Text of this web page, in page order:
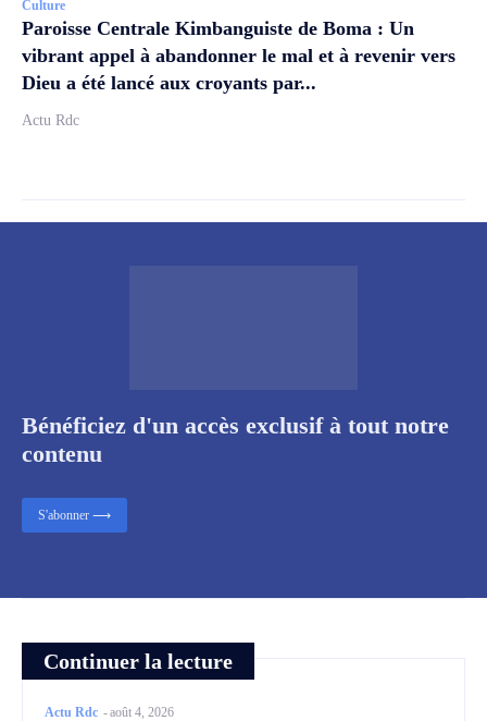
Culture
Paroisse Centrale Kimbanguiste de Boma : Un
vibrant appel à abandonner le mal et à revenir vers
Dieu a été lancé aux croyants par...
Actu Rdc
Continuer la lecture
Actu Rdc -août 4, 2026
Bénéficiez d'un accès exclusif à tout notre
contenu
S'abonner ⟶